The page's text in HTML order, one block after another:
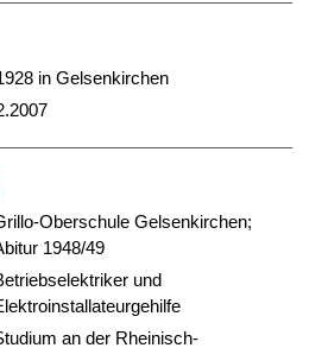
in Gelsenkirchen
Oberschule Gelsenkirchen;
1948/49
und
an der Rheinisch-